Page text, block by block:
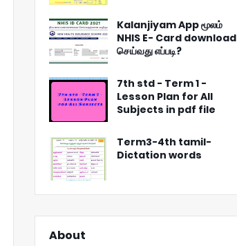
Kalanjiyam App மூலம்
NHIS E- Card download
செய்வது எப்படி?
7th std - Term 1 -
Lesson Plan for All
Subjects in pdf file
Term3-4th tamil-
Dictation words
About